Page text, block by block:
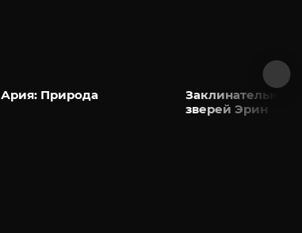
Ария: Природа
Заклинательница
зверей Эрин